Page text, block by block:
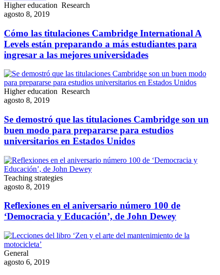
Higher education Research
agosto 8, 2019
Cómo las titulaciones Cambridge International A
Levels están preparando a más estudiantes para
ingresar a las mejores universidades
Higher education Research
agosto 8, 2019
Se demostró que las titulaciones Cambridge son un
buen modo para prepararse para estudios
universitarios en Estados Unidos
Teaching strategies
agosto 8, 2019
Reflexiones en el aniversario número 100 de
‘Democracia y Educación’, de John Dewey
General
agosto 6, 2019